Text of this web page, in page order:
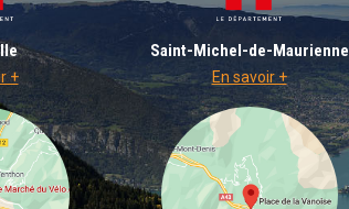
+
Saint-Michel-de-Maurienne
En savoir +